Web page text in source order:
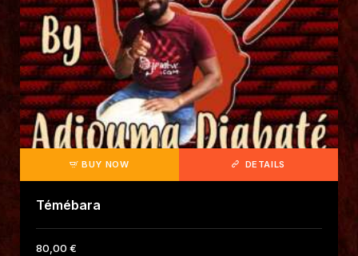
BUY NOW DETAILS
Témébara
80 00 €